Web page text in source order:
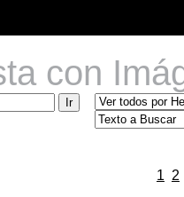
con
1 2